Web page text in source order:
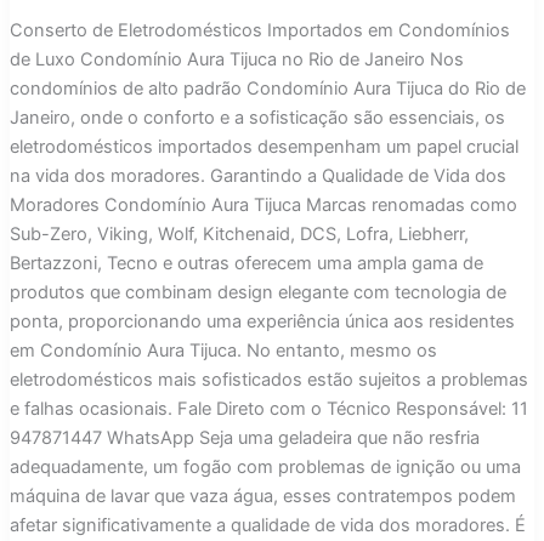
Conserto de Eletrodomésticos Importados em Condomínios
de Luxo Condomínio Aura Tijuca no Rio de Janeiro Nos
condomínios de alto padrão Condomínio Aura Tijuca do Rio de
Janeiro, onde o conforto e a sofisticação são essenciais, os
eletrodomésticos importados desempenham um papel crucial
na vida dos moradores. Garantindo a Qualidade de Vida dos
Moradores Condomínio Aura Tijuca Marcas renomadas como
Sub-Zero, Viking, Wolf, Kitchenaid, DCS, Lofra, Liebherr,
Bertazzoni, Tecno e outras oferecem uma ampla gama de
produtos que combinam design elegante com tecnologia de
ponta, proporcionando uma experiência única aos residentes
em Condomínio Aura Tijuca. No entanto, mesmo os
eletrodomésticos mais sofisticados estão sujeitos a problemas
e falhas ocasionais. Fale Direto com o Técnico Responsável: 11
947871447 WhatsApp Seja uma geladeira que não resfria
adequadamente, um fogão com problemas de ignição ou uma
máquina de lavar que vaza água, esses contratempos podem
afetar significativamente a qualidade de vida dos moradores. É